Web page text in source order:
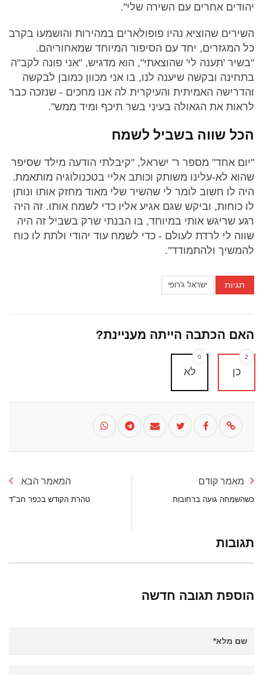
יהודים אחרים עם השירה שלי".
השירים שהוציא נהיו פופולארים במהירות והושמעו בקרב
כל המגזרים, יחד עם הסיפור המיוחד שמאחוריהם.
"בשיר 'תענה לי' שהוצאתי", הוא מדגיש, "אני פונה לקב"ה
בתחינה ובקשה שיענה לנו, בו אני מכוון כמובן לבקשה
והדרישה האמיתית והעיקרית לה אנו מחכים - שנזכה כבר
לראות את הגאולה בעיני בשר תיכף ומיד ממש".
הכל שווה בשביל לשמח
"יום אחד" מספר ר' ישראל, "קיבלתי הודעה מילד שסיפר
שהוא לא-עלינו משותק וכותב אליי בטכנולוגיה מותאמת.
היה לו חשוב לומר לי שהשיר שלי מאוד מחזק אותו ונותן
לו כוחות, וביקש שגם אגיע אליו כדי לשמח אותו. זה היה
רגע שריגש אותי במיוחד, בו הבנתי שרק בשביל זה היה
שווה לי לרדת לעולם - כדי לשמח עוד יהודי ולתת לו כוח
להמשיך ולהתמודד".
תגיות ישראל ג'רופי
האם הכתבה הייתה מעניינת?
כן
2
לא
0
מאמר קודם
כשהשמחה גועה ברחובות
המאמר הבא
טהרת הקודש בכפר חב"ד
תגובות
הוספת תגובה חדשה